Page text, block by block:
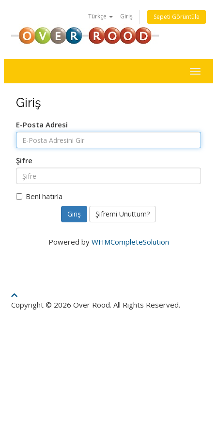
Türkçe Giriş Sepeti Görüntüle
Giriş
E-Posta Adresi
Şifre
Beni hatırla
Şifremi Unuttum?
Powered by WHMCompleteSolution
Copyright © 2026 Over Rood. All Rights Reserved.